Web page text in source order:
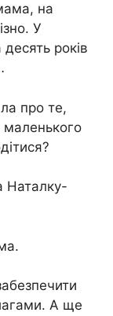
на
У
років
про те,
маленького
Наталку-
А ще